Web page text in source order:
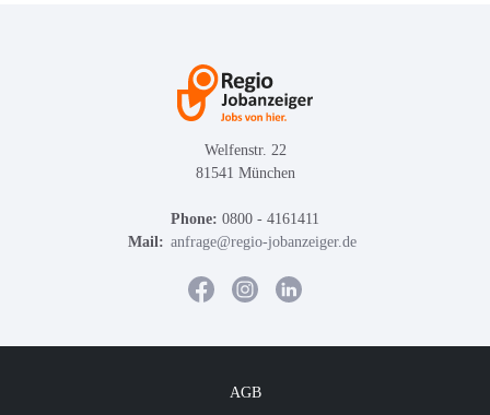
Welfenstr. 22
81541 München
Phone: 0800 - 4161411
Mail: anfrage@regio-jobanzeiger.de
AGB